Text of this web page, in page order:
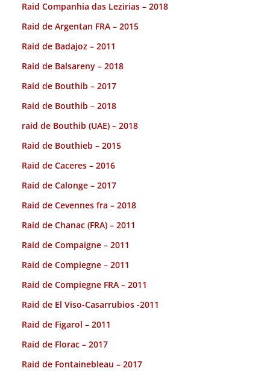
Raid Companhia das Lezirias – 2018
Raid de Argentan FRA – 2015
Raid de Badajoz – 2011
Raid de Balsareny – 2018
Raid de Bouthib – 2017
Raid de Bouthib – 2018
raid de Bouthib (UAE) – 2018
Raid de Bouthieb – 2015
Raid de Caceres – 2016
Raid de Calonge – 2017
Raid de Cevennes fra – 2018
Raid de Chanac (FRA) – 2011
Raid de Compaigne – 2011
Raid de Compiegne – 2011
Raid de Compiegne FRA – 2011
Raid de El Viso-Casarrubios -2011
Raid de Figarol – 2011
Raid de Florac – 2017
Raid de Fontainebleau – 2017